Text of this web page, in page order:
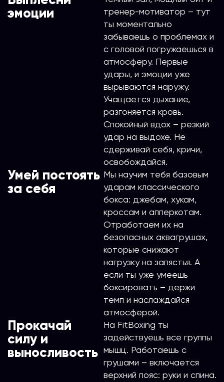
эмоции
тренер-мотиватор – тут
ты моментально
забываешь о проблемах и
с головой погружаешься в
атмосферу. Первые
удары, и эмоции уже
вырываются наружу.
Учащается дыхание,
разгоняется кровь.
Спокойный вдох – резкий
удар на выдохе. Не
сдерживай себя, кричи,
освобождайся.
Умей постоять
за себя
Мы научим тебя базовым
ударам классического
бокса: джебам, хукам,
кроссам и апперкотам.
Отработаем их на
безопасных аквагрушах,
которые снижают
нагрузку на запястья. А
если ты уже умеешь
боксировать – держи
темп и наслаждайся
атмосферой.
Прокачай
силу и
выносливость
На FitBoxing ты
задействуешь все группы
мышц. Работаешь с
грушами – включается
верхний пояс: руки и спина.